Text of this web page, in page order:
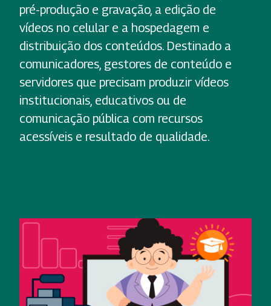
pré-produção e gravação, a edição de
vídeos no celular e a hospedagem e
distribuição dos conteúdos. Destinado a
comunicadores, gestores de conteúdo e
servidores que precisam produzir vídeos
institucionais, educativos ou de
comunicação pública com recursos
acessíveis e resultado de qualidade.